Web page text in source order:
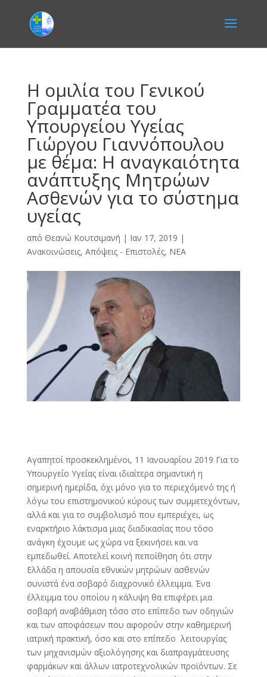
Η ομιλία του Γενικού
Γραμματέα του
Υπουργείου Υγείας
Γιώργου Γιαννόπουλου
με θέμα: Η αναγκαιότητα
ανάπτυξης Μητρώων
Ασθενών για το σύστημα
υγείας
από Θεανώ Κουτσιμανή | Ιαν 17, 2019 |
Ανακοινώσεις, Απόψεις - Επιστολές, ΝΕΑ
Αγαπητοί προσκεκλημένοι, 11 Ιανουαρίου 2019 Για το
Υπουργείο Υγείας είναι ιδιαίτερα σημαντική η
σημερινή ημερίδα, όχι μόνο για το περιεχόμενό της ή
λόγω του επιστημονικού κύρους των συμμετεχόντων,
αλλά και για το συμβολισμό που εμπεριέχει, ως
εναρκτήριο λάκτισμα μιας διαδικασίας που τόσο
ανάγκη έχουμε ως χώρα να ξεκινήσει και να
εμπεδωθεί. Αποτελεί κοινή πεποίθηση ότι στην
Ελλάδα η απουσία εθνικών μητρώων ασθενών
συνιστά ένα σοβαρό διαχρονικό έλλειμμα. Ένα
έλλειμμα του οποίου η κάλυψη θα επιφέρει μια
σοβαρή αναβάθμιση τόσο στο επίπεδο των οδηγιών
και των αποφάσεων που αφορούν στην καθημερινή
ιατρική πρακτική, όσο και στο επίπεδο λειτουργίας
των μηχανισμών αξιολόγησης και διαπραγμάτευσης
φαρμάκων και άλλων ιατροτεχνολικών προϊόντων. Σε